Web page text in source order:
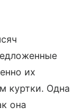
их
куртки. Одна
она